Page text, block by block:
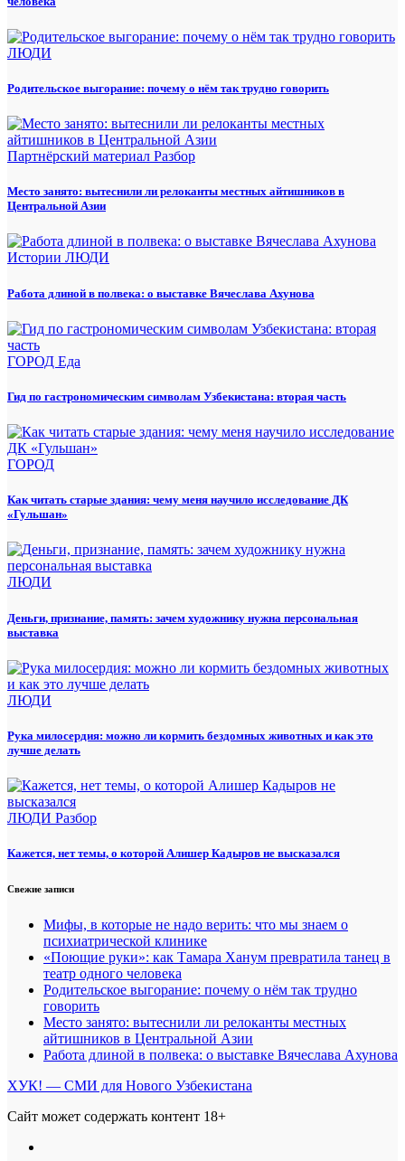
ЛЮДИ
Родительское выгорание: почему о нём так трудно говорить
Партнёрский материал Разбор
Место занято: вытеснили ли релоканты местных айтишников в
Центральной Азии
Истории ЛЮДИ
Работа длиной в полвека: о выставке Вячеслава Ахунова
ГОРОД Еда
Гид по гастрономическим символам Узбекистана: вторая часть
ГОРОД
Как читать старые здания: чему меня научило исследование ДК
«Гульшан»
ЛЮДИ
Деньги, признание, память: зачем художнику нужна персональная
выставка
ЛЮДИ
Рука милосердия: можно ли кормить бездомных животных и как это
лучше делать
ЛЮДИ Разбор
Кажется, нет темы, о которой Алишер Кадыров не высказался
Свежие записи
Мифы, в которые не надо верить: что мы знаем о
психиатрической клинике
«Поющие руки»: как Тамара Ханум превратила танец в
театр одного человека
Родительское выгорание: почему о нём так трудно
говорить
Место занято: вытеснили ли релоканты местных
айтишников в Центральной Азии
Работа длиной в полвека: о выставке Вячеслава Ахунова
ХУК! — СМИ для Нового Узбекистана
Сайт может содержать контент 18+